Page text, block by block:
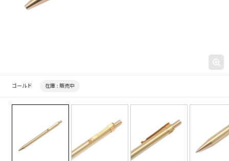
ゴールド 在庫 : 販売中